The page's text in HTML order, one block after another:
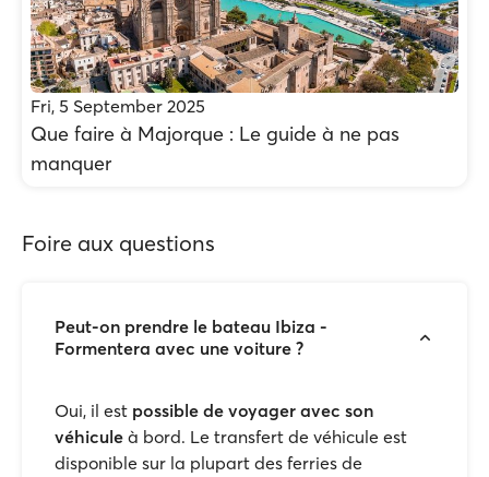
Fri, 5 September 2025
Que faire à Majorque : Le guide à ne pas
manquer
Foire aux questions
Peut-on prendre le bateau Ibiza -
Formentera avec une voiture ?
Oui, il est possible de voyager avec son
véhicule à bord. Le transfert de véhicule est
disponible sur la plupart des ferries de